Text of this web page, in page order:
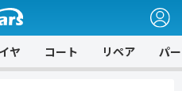
ヤ コート リペア パ